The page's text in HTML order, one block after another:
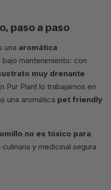
paso a paso
una aromática
mantenimiento: con
muy drenante
Pur Plant lo trabajamos en
una aromática pet friendly
no es tóxico para
culinaria y medicinal segura